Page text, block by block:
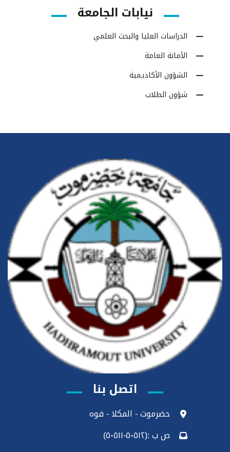
نيابات الجامعة
الدراسات العليا والبحث العلمي
الأمانة العامة
الشؤون الأكاديمية
شؤون الطلاب
اتصل بنا
حضرموت - المكلا - فوه
ص ب :(٥٠٥١٢-٥٠٥١١)